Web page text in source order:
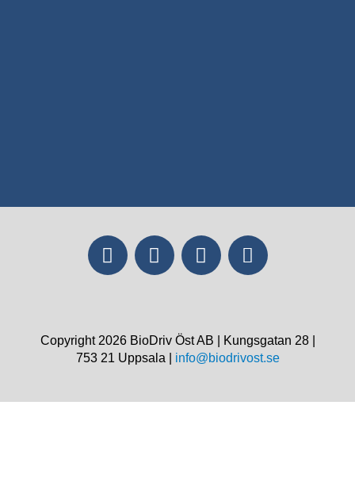
Copyright 2026 BioDriv Öst AB | Kungsgatan 28 |
753 21 Uppsala | info@biodrivost.se